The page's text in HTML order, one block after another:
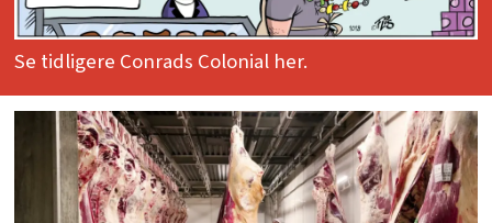
Se tidligere Conrads Colonial her.